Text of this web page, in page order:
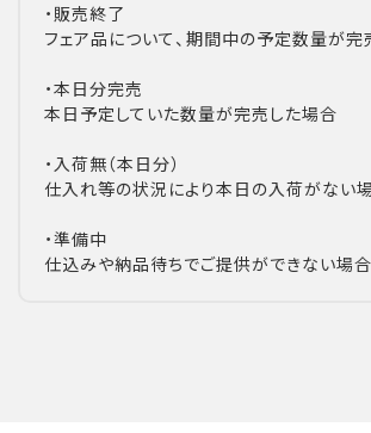
・販売終了
フェア品について、期間中の予定数量が完
・本日分完売
本日予定していた数量が完売した場合
・入荷無（本日分）
仕入れ等の状況により本日の入荷がない
・準備中
仕込みや納品待ちでご提供ができない場合